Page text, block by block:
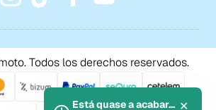
Todos los derechos reservados.
Está quase a acabar... ✕